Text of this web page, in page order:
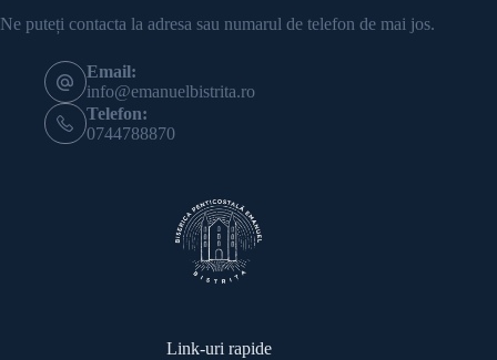
Ne puteți contacta la adresa sau numarul de telefon de mai jos.
Email:
info@emanuelbistrita.ro
Telefon:
0744788870
Link-uri rapide